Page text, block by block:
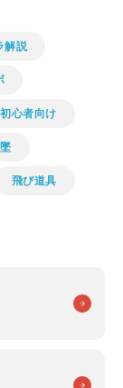
解説
初心者向け
飛び道具